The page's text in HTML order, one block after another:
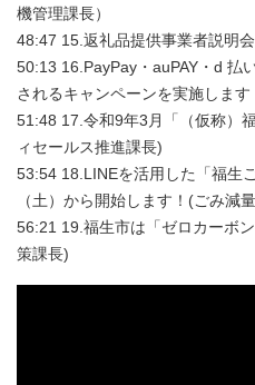
機管理課長）
48:47 15.返礼品提供事業者説明
50:13 16.PayPay・auPAY・d 払
されるキャンペーンを実施しま
51:48 17.令和9年3月「（仮称）
ィセールス推進課長)
53:54 18.LINEを活用した「福生
（土）から開始します！(ごみ減
56:21 19.福生市は「ゼロカーボ
策課長)